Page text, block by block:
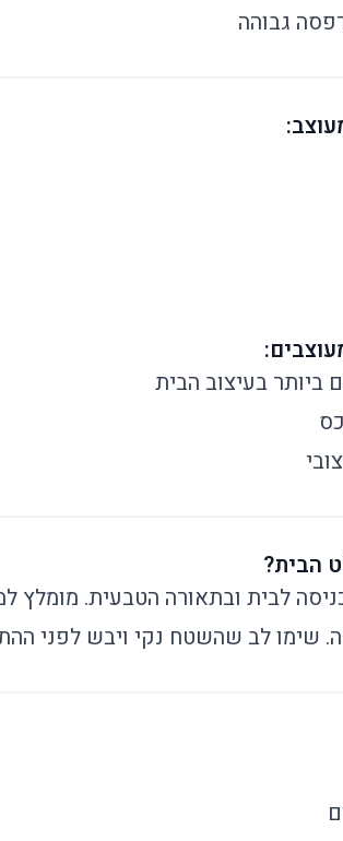
גבוהה
בעיצוב הבית
הבית?
לבית ובתאורה הטבעית.